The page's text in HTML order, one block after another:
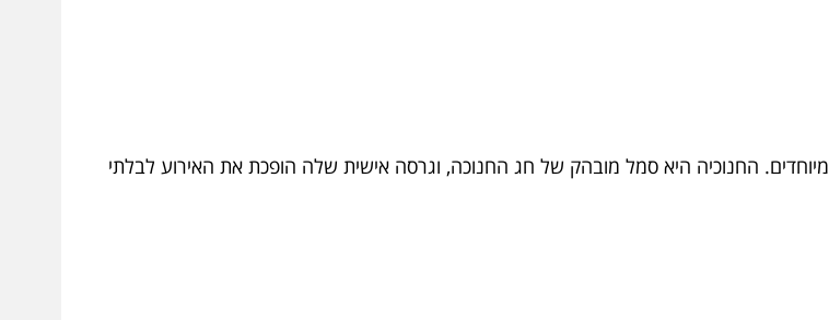
החנוכיה היא סמל מובהק של חג החנוכה, וגרסה אישית שלה הופכת את האירוע לבלתי